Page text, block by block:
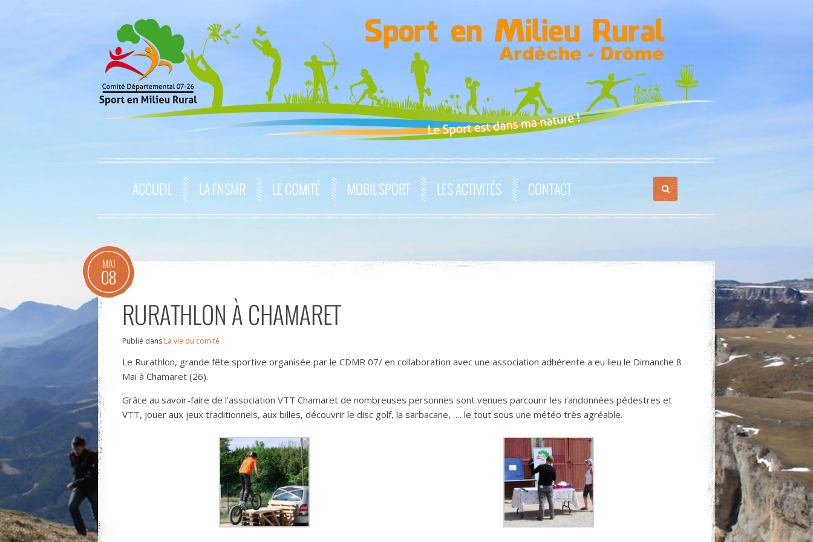
ACCUEIL LA FNSMR LE COMITÉ MOBIL’SPORT LES ACTIVITÉS CONTACT
MAI
08
RURATHLON À CHAMARET
Publié dans La vie du comité
Le Rurathlon, grande fête sportive organisée par le CDMR 07/ en collaboration avec une association adhérente a eu lieu le Dimanche 8
Mai à Chamaret (26).
Grâce au savoir-faire de l’association VTT Chamaret de nombreuses personnes sont venues parcourir les randonnées pédestres et
VTT, jouer aux jeux traditionnels, aux billes, découvrir le disc golf, la sarbacane, …. le tout sous une météo très agréable.